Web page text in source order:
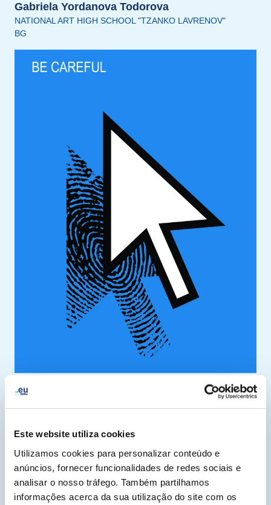
Este website utiliza cookies
Utilizamos cookies para personalizar conteúdo e
anúncios, fornecer funcionalidades de redes sociais e
analisar o nosso tráfego. Também partilhamos
informações acerca da sua utilização do site com os
Gabriela Yordanova Todorova
NATIONAL ART HIGH SCHOOL "TZANKO LAVRENOV"
BG
BG